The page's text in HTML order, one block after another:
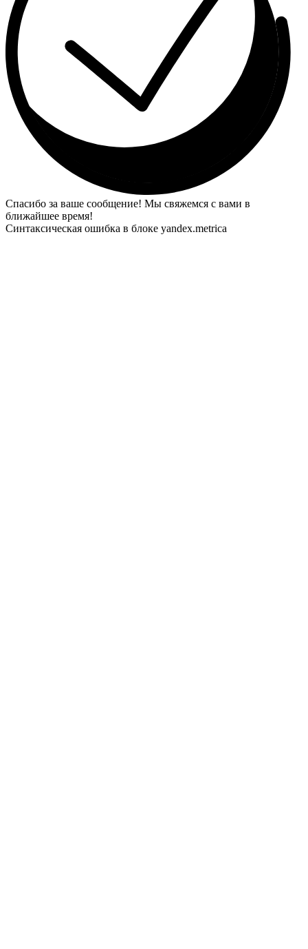
Спасибо за ваше сообщение! Мы свяжемся с вами в
ближайшее время!
Синтаксическая ошибка в блоке yandex.metrica